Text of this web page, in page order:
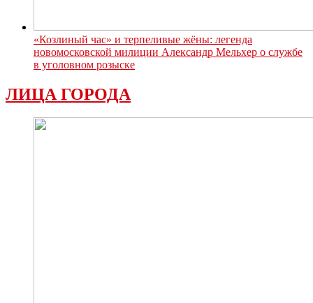
«Козлиный час» и терпеливые жёны: легенда
новомосковской милиции Александр Мельхер о службе
в уголовном розыске
ЛИЦА ГОРОДА